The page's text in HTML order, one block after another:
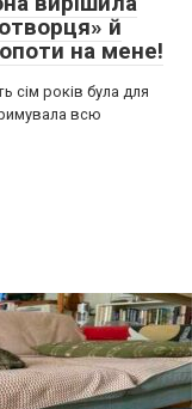
й
на мене!
сім років була для
всю